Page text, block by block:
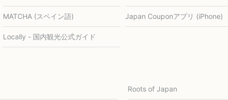
MATCHA (スペイン語) Japan Couponアプリ (iPhone)
Locally - 国内観光公式ガイド
Roots of Japan